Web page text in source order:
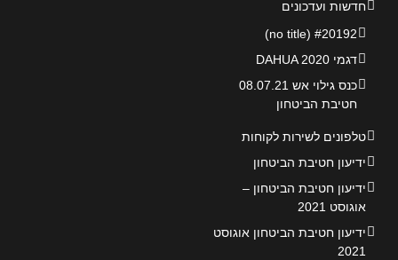
חדשות ועדכונים
#20192 (no title)
דגמי DAHUA 2020
כנס גילוי אש 08.07.21
חטיבת הביטחון
טלפונים לשירות לקוחות
ידיעון חטיבת הביטחון
ידיעון חטיבת הביטחון –
אוגוסט 2021
ידיעון חטיבת הביטחון אוגוסט
2021